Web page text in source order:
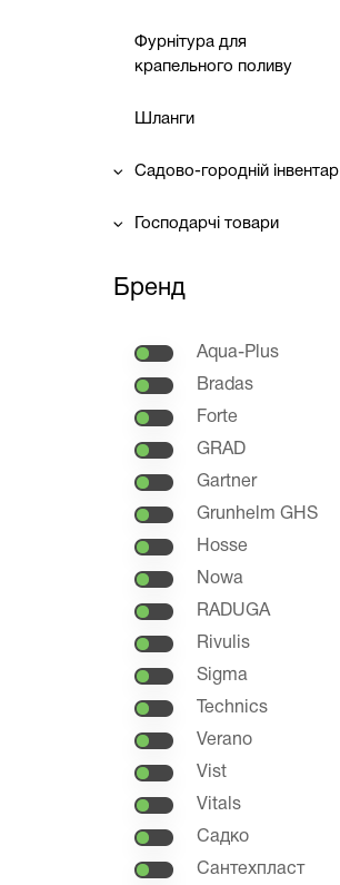
Фурнітура для
крапельного поливу
Шланги
Садово-городній інвентар
Господарчі товари
Бренд
Aqua-Plus
Bradas
Forte
GRAD
Gartner
Grunhelm GHS
Hosse
Nowa
RADUGA
Rivulis
Sigma
Technics
Verano
Vist
Vitals
Садко
Сантехпласт